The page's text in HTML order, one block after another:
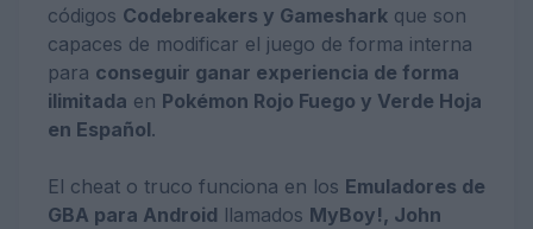
códigos Codebreakers y Gameshark que son
capaces de modificar el juego de forma interna
para conseguir ganar experiencia de forma
ilimitada en Pokémon Rojo Fuego y Verde Hoja
en Español.
El cheat o truco funciona en los Emuladores de
GBA para Android llamados MyBoy!, John